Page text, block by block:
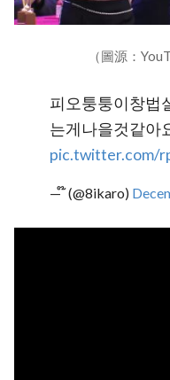
（圖源：
피오퉁퉁이창법
는게나을것같아
pic.twitter.com/
— ໊ (@8ikaro)